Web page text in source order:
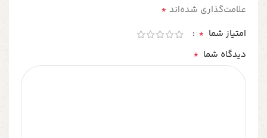
علامت‌گذاری شده‌اند *
امتیاز شما *
دیدگاه شما *